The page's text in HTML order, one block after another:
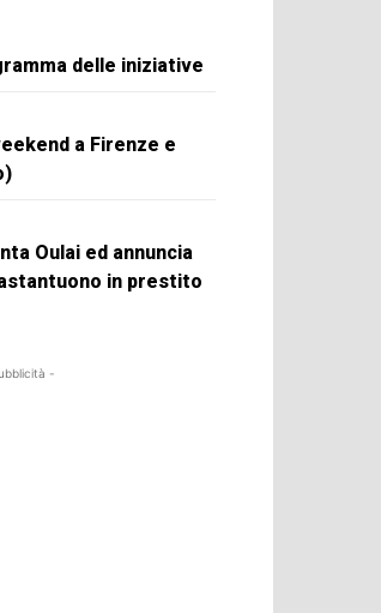
delle iniziative
a Firenze e
Oulai ed annuncia
in prestito
-